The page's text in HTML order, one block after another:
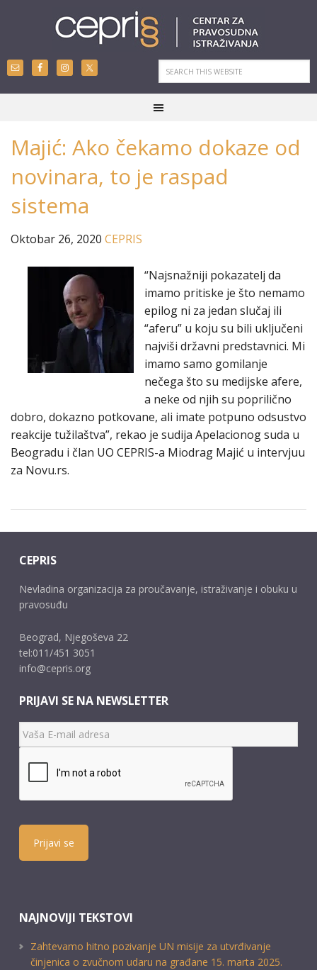
Majić: Ako čekamo dokaze od
novinara, to je raspad
sistema
Oktobar 26, 2020 CEPRIS
“Najsnažniji pokazatelj da
imamo pritiske je što nemamo
epilog ni za jedan slučaj ili
“aferu” u koju su bili uključeni
najviši državni predstavnici. Mi
imamo samo gomilanje
nečega što su medijske afere,
a neke od njih su poprilično
dobro, dokazno potkovane, ali imate potpuno odsustvo
reakcije tužilaštva”, rekao je sudija Apelacionog suda u
Beogradu i član UO CEPRIS-a Miodrag Majić u intervjuu
za Novu.rs.
CEPRIS
Nevladina organizacija za proučavanje, istraživanje i obuku u
pravosuđu
Beograd, Njegoševa 22
tel:011/451 3051
info@cepris.org
PRIJAVI SE NA NEWSLETTER
Prijavi se
NAJNOVIJI TEKSTOVI
Zahtevamo hitno pozivanje UN misije za utvrđivanje
činjenica o zvučnom udaru na građane 15. marta 2025.